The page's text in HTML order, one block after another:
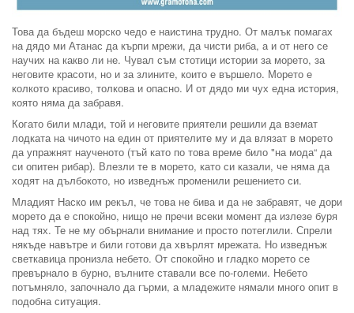
Това да бъдеш морско чедо е наистина трудно. От малък помагах
на дядо ми Атанас да кърпи мрежи, да чисти риба, а и от него се
научих на какво ли не. Чувал съм стотици истории за морето, за
неговите красоти, но и за злините, които е вършело. Морето е
колкото красиво, толкова и опасно. И от дядо ми чух една история,
която няма да забравя.
Когато били млади, той и неговите приятели решили да вземат
лодката на чичото на един от приятелите му и да влязат в морето
да упражнят наученото (тъй като по това време било "на мода“ да
си опитен рибар). Влезли те в морето, като си казали, че няма да
ходят на дълбокото, но изведнъж променили решението си.
Младият Наско им рекъл, че това не бива и да не забравят, че дори
морето да е спокойно, нищо не пречи всеки момент да излезе буря
над тях. Те не му обърнали внимание и просто потеглили. Спрели
някъде навътре и били готови да хвърлят мрежата. Но изведнъж
светкавица пронизла небето. От спокойно и гладко морето се
превърнало в бурно, вълните ставали все по-големи. Небето
потъмняло, започнало да гърми, а младежите нямали много опит в
подобна ситуация.